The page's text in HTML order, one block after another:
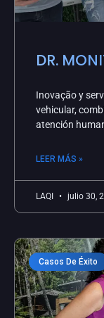
DR.
Inovação y
vehicular,
atención
LEER MÁS »
LAQI julio 30,
Casos De Éxito